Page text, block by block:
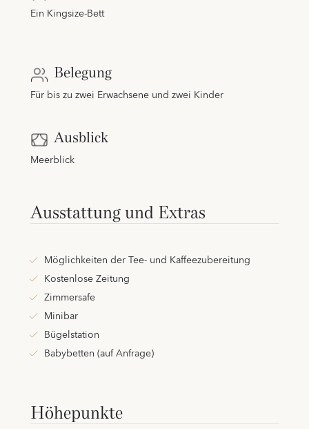
Ein Kingsize-Bett
Belegung
Für bis zu zwei Erwachsene und zwei Kinder
Ausblick
Meerblick
Ausstattung und Extras
Möglichkeiten der Tee- und Kaffeezubereitung
Kostenlose Zeitung
Zimmersafe
Minibar
Bügelstation
Babybetten (auf Anfrage)
Höhepunkte